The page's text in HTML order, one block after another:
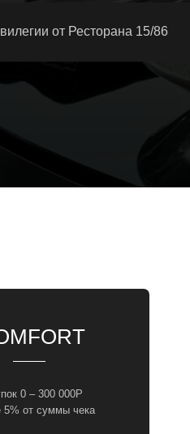
от Ресторана 15/86
0 – 300 000Р
5% от суммы чека